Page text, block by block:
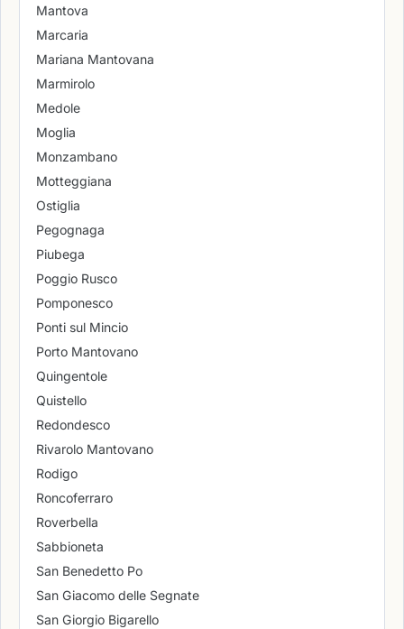
Mantova
Marcaria
Mariana Mantovana
Marmirolo
Medole
Moglia
Monzambano
Motteggiana
Ostiglia
Pegognaga
Piubega
Poggio Rusco
Pomponesco
Ponti sul Mincio
Porto Mantovano
Quingentole
Quistello
Redondesco
Rivarolo Mantovano
Rodigo
Roncoferraro
Roverbella
Sabbioneta
San Benedetto Po
San Giacomo delle Segnate
San Giorgio Bigarello